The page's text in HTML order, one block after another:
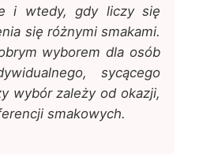
i wtedy, gdy liczy się
się różnymi smakami.
wyborem dla osób
sycącego
wybór zależy od okazji,
smakowych.